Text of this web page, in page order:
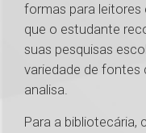
formas para leitores
que o estudante
suas pesquisas
variedade de fontes
analisa.
Para a bibliotecária,